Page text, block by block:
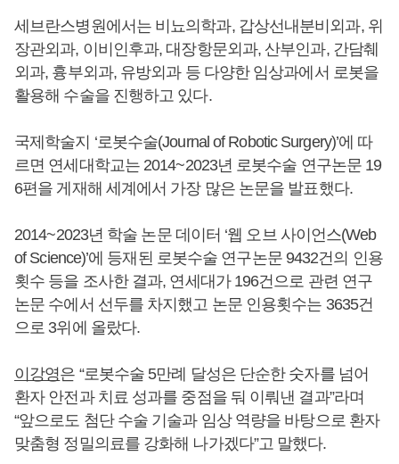
세브란스병원에서는 비뇨의학과, 갑상선내분비외과, 위
장관외과, 이비인후과, 대장항문외과, 산부인과, 간담췌
외과, 흉부외과, 유방외과 등 다양한 임상과에서 로봇을
활용해 수술을 진행하고 있다.
국제학술지 ‘로봇수술(Journal of Robotic Surgery)’에 따
르면 연세대학교는 2014~2023년 로봇수술 연구논문 19
6편을 게재해 세계에서 가장 많은 논문을 발표했다.
2014~2023년 학술 논문 데이터 ‘웹 오브 사이언스(Web
of Science)’에 등재된 로봇수술 연구논문 9432건의 인용
횟수 등을 조사한 결과, 연세대가 196건으로 관련 연구
논문 수에서 선두를 차지했고 논문 인용횟수는 3635건
으로 3위에 올랐다.
이강영은 “로봇수술 5만례 달성은 단순한 숫자를 넘어
환자 안전과 치료 성과를 중점을 둬 이뤄낸 결과”라며
“앞으로도 첨단 수술 기술과 임상 역량을 바탕으로 환자
맞춤형 정밀의료를 강화해 나가겠다”고 말했다.